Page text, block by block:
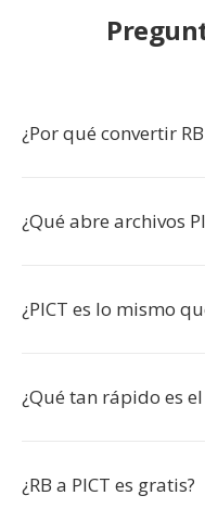
¿Por qué convertir RB
¿Qué abre archivos
¿PICT es lo mismo
¿Qué tan rápido es
¿RB a PICT es gratis?